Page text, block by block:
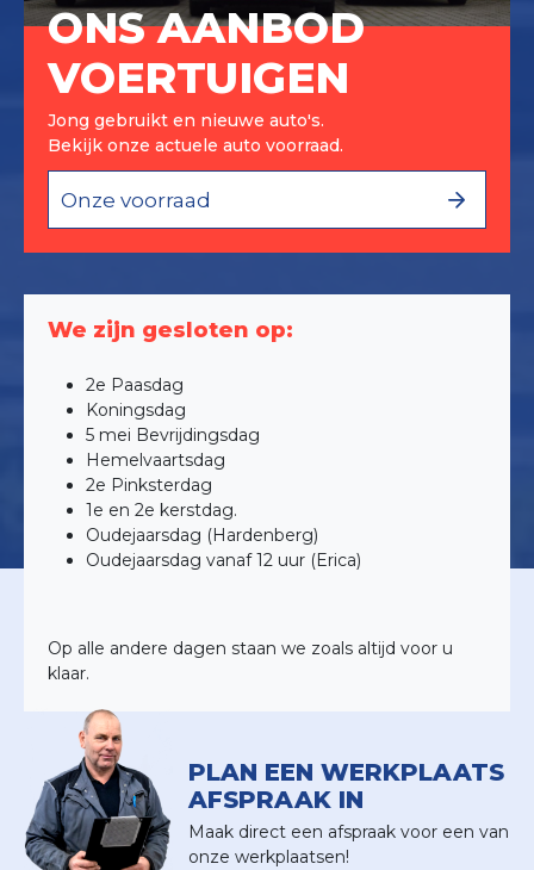
ONS AANBOD
VOERTUIGEN
Jong gebruikt en nieuwe auto's.
Bekijk onze actuele auto voorraad.
Onze voorraad
We zijn gesloten op:
2e Paasdag
Koningsdag
5 mei Bevrijdingsdag
Hemelvaartsdag
2e Pinksterdag
1e en 2e kerstdag.
Oudejaarsdag (Hardenberg)
Oudejaarsdag vanaf 12 uur (Erica)
Op alle andere dagen staan we zoals altijd voor u
klaar.
PLAN EEN WERKPLAATS
AFSPRAAK IN
Maak direct een afspraak voor een van
onze werkplaatsen!